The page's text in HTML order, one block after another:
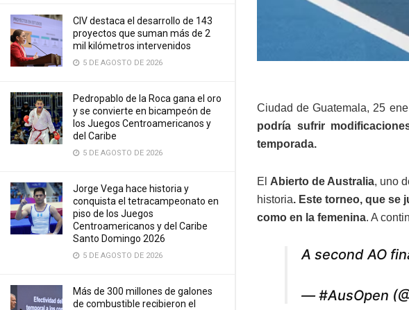
CIV destaca el desarrollo de 143
proyectos que suman más de 2
mil kilómetros intervenidos
5 DE AGOSTO DE 2026
Pedropablo de la Roca gana el oro
y se convierte en bicampeón de
los Juegos Centroamericanos y
del Caribe
5 DE AGOSTO DE 2026
Jorge Vega hace historia y
conquista el tetracampeonato en
piso de los Juegos
Centroamericanos y del Caribe
Santo Domingo 2026
5 DE AGOSTO DE 2026
Más de 300 millones de galones
de combustible recibieron el
Ciudad de Guatemala, 25 ene
podría sufrir
temporada.
El Abierto de Australia, uno
historia. Este torneo, que se
como en la femenina. A
A second AO
— #AusOpen